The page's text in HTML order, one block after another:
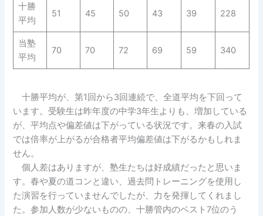
十勝
平均
51 45 50 43 39 228
当塾
平均
70 70 72 69 59 340
十勝平均が、第1回から3回連続で、全道平均を下回って
います。受験生は昨年度の中学3年生よりも、増加している
が、平均点や偏差値は下がっている状況です。来春の入試
では倍率が上がるが合格者平均偏差値は下がるかもしれま
せん。
個人差はありますが、塾生たちは好成績だったと思いま
す。春や夏の道コンと違い、過去問トレーニングを使用し
た演習を行っていませんでしたが、力を発揮してくれまし
た。参加人数が少ないものの、十勝管内のベスト7位のう